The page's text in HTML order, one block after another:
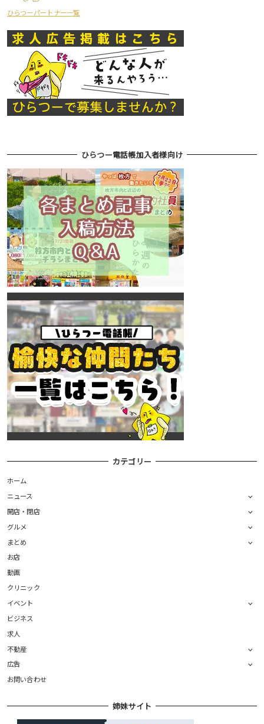
ひらつーパートナー一覧
ひらつー電話帳加入者様向け
カテゴリー
ホーム
ニュース
開店・閉店
グルメ
まとめ
お店
動画
クリニック
イベント
ビジネス
求人
不動産
広告
お問い合わせ
姉妹サイト